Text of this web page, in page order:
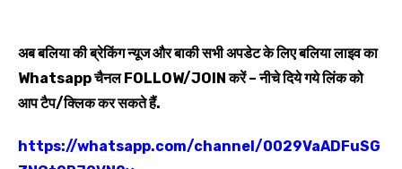
अब बलिया की ब्रेकिंग न्यूज और बाकी सभी अपडेट के लिए बलिया लाइव का
Whatsappचैनल FOLLOW/JOIN करें – नीचे दिये गये लिंक को
आप टैप/क्लिक कर सकते हैं.
https://whatsapp.com/channel/0029VaADFuSG